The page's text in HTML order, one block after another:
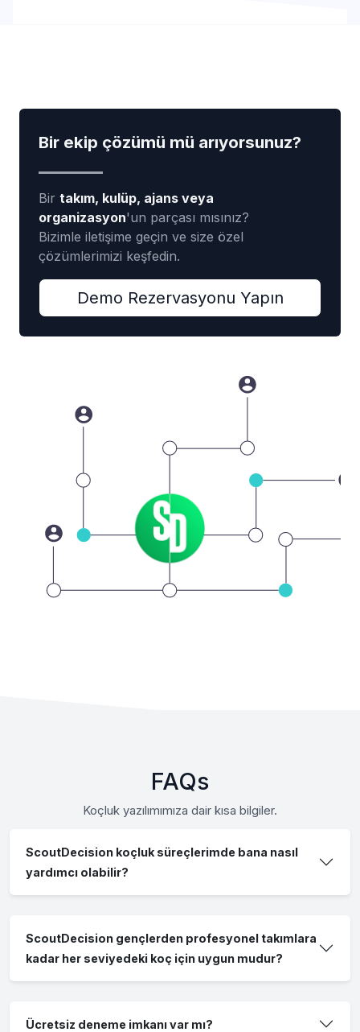
Bir ekip çözümü mü arıyorsunuz?
Bir takım, kulüp, ajans veya
organizasyon'un parçası mısınız?
Bizimle iletişime geçin ve size özel
çözümlerimizi keşfedin.
Demo Rezervasyonu Yapın
FAQs
Koçluk yazılımımıza dair kısa bilgiler.
ScoutDecision koçluk süreçlerimde bana nasıl
yardımcı olabilir?
ScoutDecision gençlerden profesyonel takımlara
kadar her seviyedeki koç için uygun mudur?
Ücretsiz deneme imkanı var mı?